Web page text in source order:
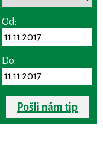
Od:
Do:
Pošli nám tip